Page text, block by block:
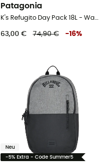
Patagonia
K's Refugito Day Pack 18L - Wanderrucksack - Kind
63,00 € 74,90 € -16%
Neu
-5% Extra - Code Summer5